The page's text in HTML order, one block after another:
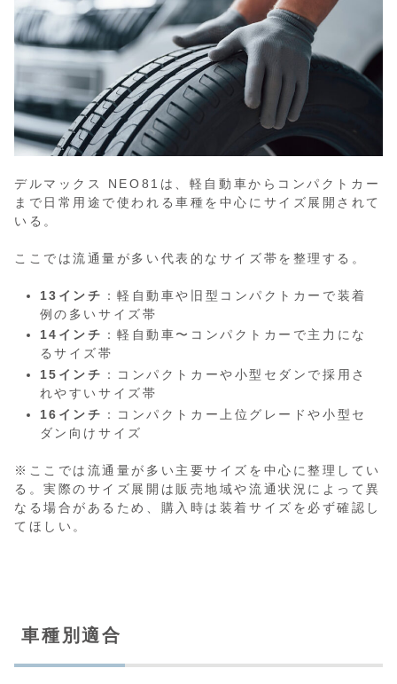
デルマックス NEO81は、軽自動車からコンパクトカー
まで日常用途で使われる車種を中心にサイズ展開されて
いる。
ここでは流通量が多い代表的なサイズ帯を整理する。
13インチ ：軽自動車や旧型コンパクトカーで装着
例の多いサイズ帯
14インチ ：軽自動車〜コンパクトカーで主力にな
るサイズ帯
15インチ ：コンパクトカーや小型セダンで採用さ
れやすいサイズ帯
16インチ ：コンパクトカー上位グレードや小型セ
ダン向けサイズ
※ここでは流通量が多い主要サイズを中心に整理してい
る。実際のサイズ展開は販売地域や流通状況によって異
なる場合があるため、購入時は装着サイズを必ず確認し
てほしい。
車種別適合